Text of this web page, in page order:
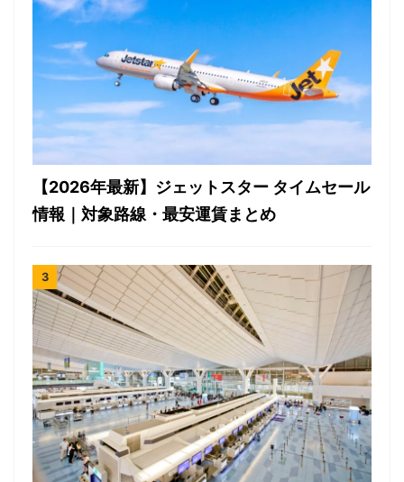
【2026年最新】ジェットスター タイムセール
情報｜対象路線・最安運賃まとめ